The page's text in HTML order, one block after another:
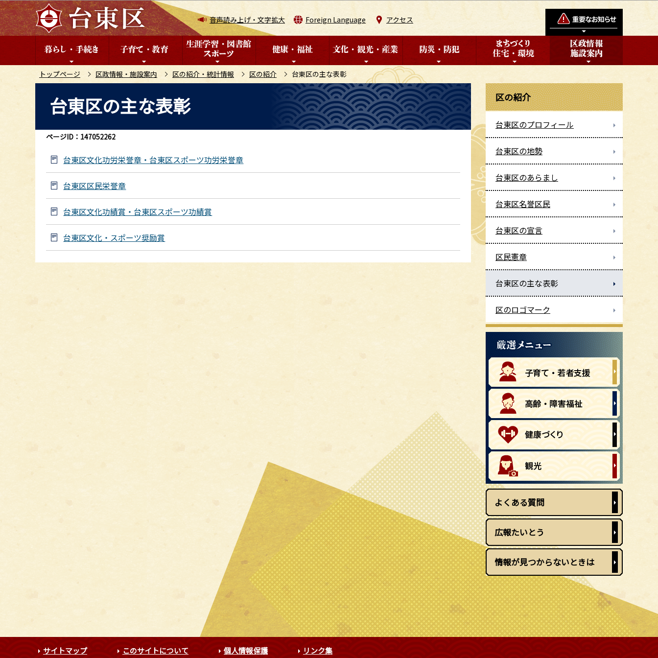
こ
の
ペ
音声読み上げ・文字拡大 Foreign Language アクセス
トップページ 区政情報・施設案内 区の紹介・統計情報 区の紹介 台東区の主な表彰
こ
台東区の主な表彰
ページID：147052262
台東区文化功労栄誉章・台東区スポーツ功労栄誉章
台東区区民栄誉章
台東区文化功績賞・台東区スポーツ功績賞
台東区文化・スポーツ奨励賞
区の紹介
台東区のプロフィール
台東区の地勢
台東区のあらまし
台東区名誉区民
台東区の宣言
区民憲章
台東区の主な表彰
区のロゴマーク
よくある質問
広報たいとう
情報が見つからないときは
サイトマップ このサイトについて 個人情報保護 リンク集